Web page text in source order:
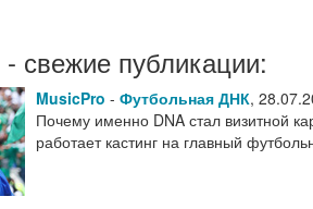
- свежие публикации:
MusicPro - Футбольная ДНК,
Почему именно DNA стал визитной
работает кастинг на главный